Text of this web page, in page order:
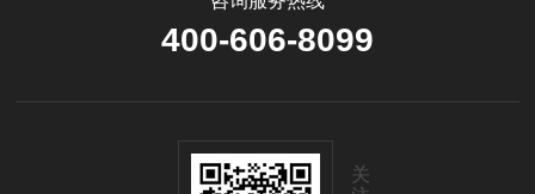
400-606-8099
关